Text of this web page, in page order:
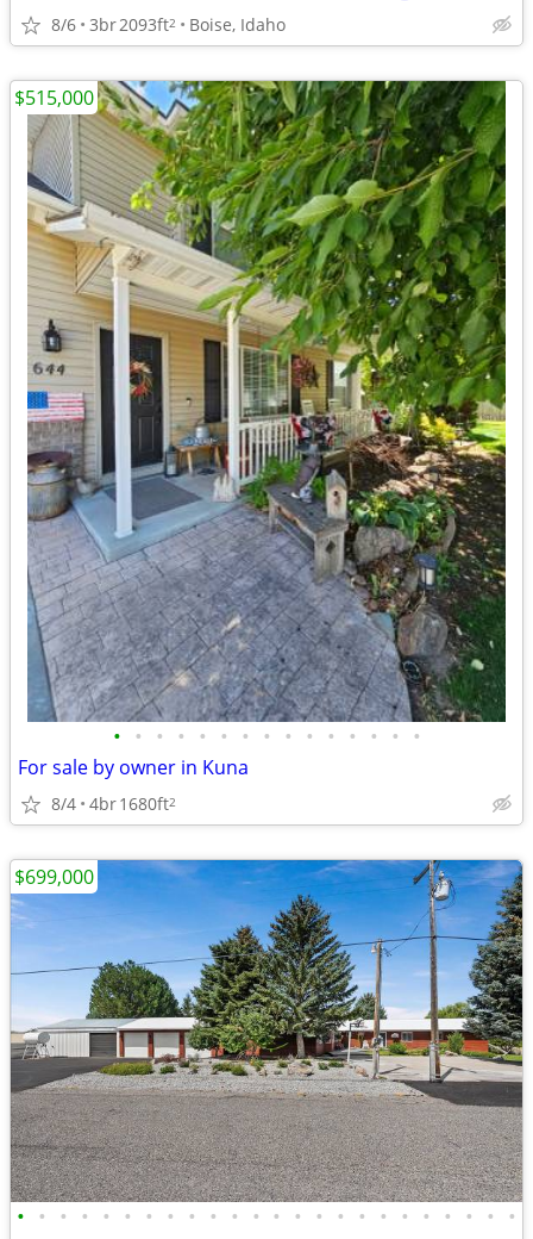
8/6 3br2093ft2 Boise, Idaho
• • • • • • • • • • • • • • •
For sale by owner in Kuna
8/4 4br1680ft2
$515,000
• • • • • • • • • • • • • • • • • • • • • • • •
$699,000